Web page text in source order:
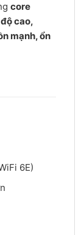
core
cao,
mạnh, ổn
6E)